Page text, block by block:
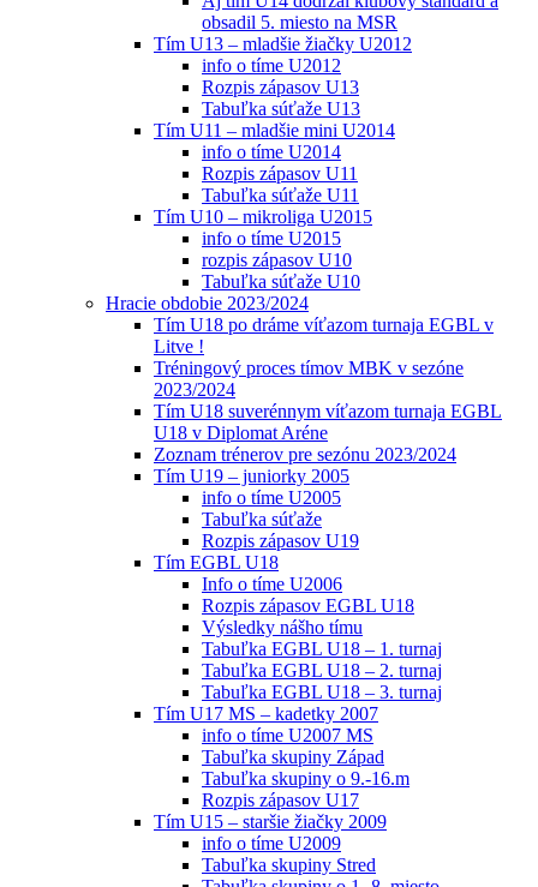
obsadil 5. miesto na MSR
Tím U13 – mladšie žiačky U2012
info o tíme U2012
Rozpis zápasov U13
Tabuľka súťaže U13
Tím U11 – mladšie mini U2014
info o tíme U2014
Rozpis zápasov U11
Tabuľka súťaže U11
Tím U10 – mikroliga U2015
info o tíme U2015
rozpis zápasov U10
Tabuľka súťaže U10
Hracie obdobie 2023/2024
Tím U18 po dráme víťazom turnaja EGBL v
Litve !
Tréningový proces tímov MBK v sezóne
2023/2024
Tím U18 suverénnym víťazom turnaja EGBL
U18 v Diplomat Aréne
Zoznam trénerov pre sezónu 2023/2024
Tím U19 – juniorky 2005
info o tíme U2005
Tabuľka súťaže
Rozpis zápasov U19
Tím EGBL U18
Info o tíme U2006
Rozpis zápasov EGBL U18
Výsledky nášho tímu
Tabuľka EGBL U18 – 1. turnaj
Tabuľka EGBL U18 – 2. turnaj
Tabuľka EGBL U18 – 3. turnaj
Tím U17 MS – kadetky 2007
info o tíme U2007 MS
Tabuľka skupiny Západ
Tabuľka skupiny o 9.-16.m
Rozpis zápasov U17
Tím U15 – staršie žiačky 2009
info o tíme U2009
Tabuľka skupiny Stred